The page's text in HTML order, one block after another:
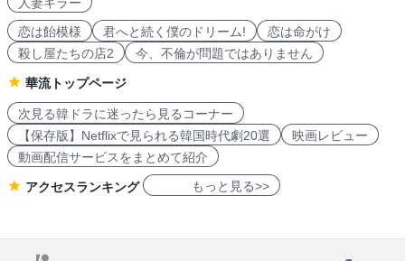
恋は飴模様
君へと続く僕のドリーム!
恋は命がけ
殺し屋たちの店2
今、不倫が問題ではありません
華流トップページ
次見る韓ドラに迷ったら見るコーナー
【保存版】Netflixで見られる韓国時代劇20選
映画レビュー
動画配信サービスをまとめて紹介
アクセスランキング もっと見る>>